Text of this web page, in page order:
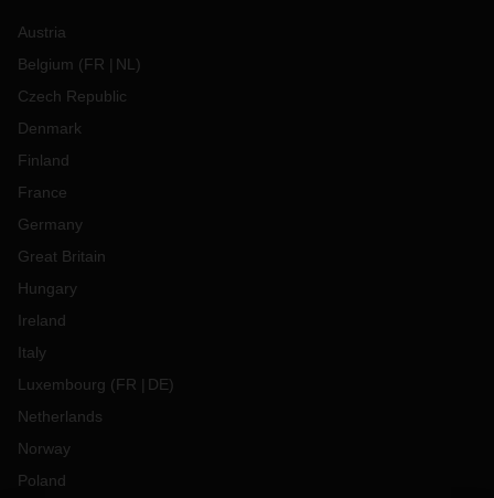
Austria
Belgium (FR NL )
Czech Republic
Denmark
Finland
France
Germany
Great Britain
Hungary
Ireland
Italy
Luxembourg (FR DE)
Netherlands
Norway
Poland